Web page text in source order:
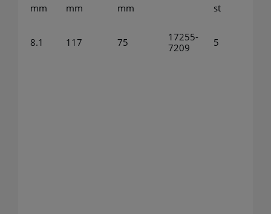
mm mm mm st
8.1 117 75
17255-
7209
5